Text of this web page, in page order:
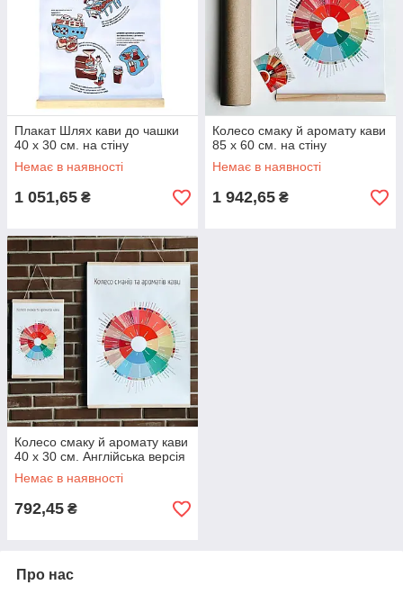
Плакат Шлях кави до чашки
40 x 30 см. на стіну
Немає в наявності
1 051,65 ₴
Колесо смаку й аромату кави
85 x 60 см. на стіну
Немає в наявності
1 942,65 ₴
Колесо смаку й аромату кави
40 x 30 см. Англійська версія
Немає в наявності
792,45 ₴
Про нас